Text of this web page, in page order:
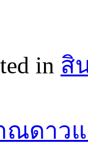
in สิ
ดาวแ